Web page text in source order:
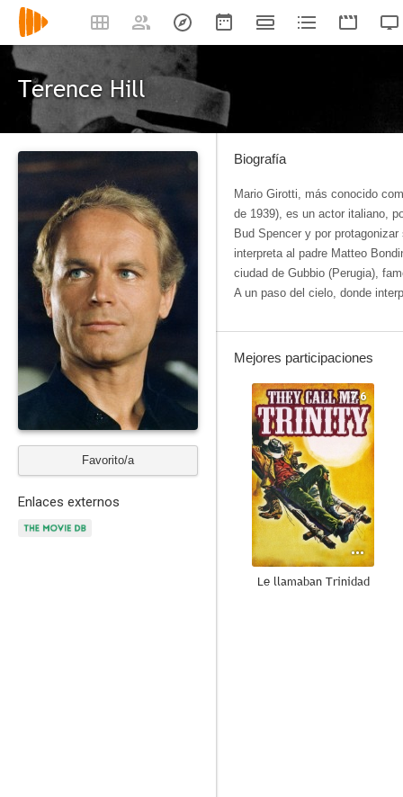
Terence Hill
Favorito/a
Enlaces externos
Biografía
Mario Girotti, más conocido
de 1939), es un actor italiano,
Bud Spencer y por
interpreta al padre Matteo
ciudad de Gubbio (Perugia),
A un paso del cielo, donde
Mejores participaciones
7.6
Le llamaban Trinidad